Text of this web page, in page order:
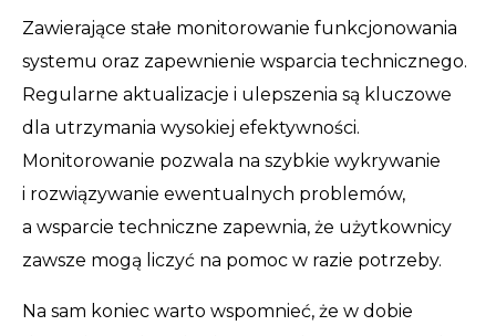
Zawierające stałe monitorowanie funkcjonowania
systemu oraz zapewnienie wsparcia technicznego.
Regularne aktualizacje i ulepszenia są kluczowe
dla utrzymania wysokiej efektywności.
Monitorowanie pozwala na szybkie wykrywanie
i rozwiązywanie ewentualnych problemów,
a wsparcie techniczne zapewnia, że użytkownicy
zawsze mogą liczyć na pomoc w razie potrzeby.
Na sam koniec warto wspomnieć, że w dobie